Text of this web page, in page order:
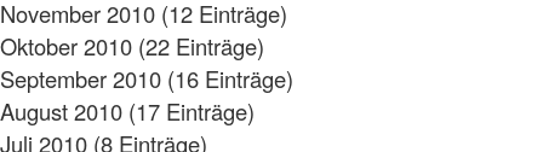
November 2010 (12 Einträge)
Oktober 2010 (22 Einträge)
September 2010 (16 Einträge)
August 2010 (17 Einträge)
Juli 2010 (8 Einträge)